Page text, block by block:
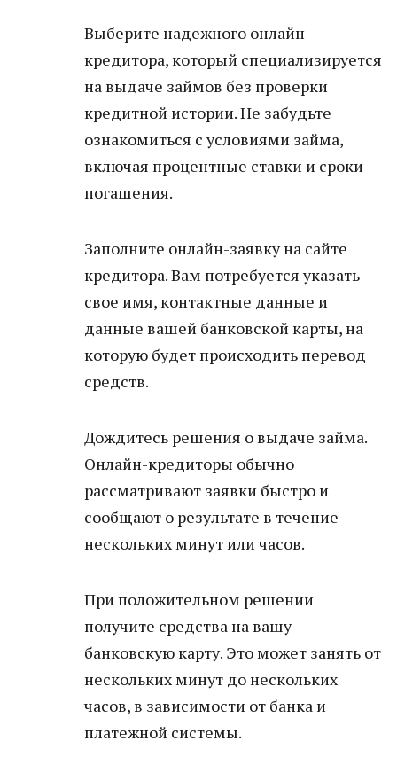
Выберите надежного онлайн-
кредитора, который специализируется
на выдаче займов без проверки
кредитной истории. Не забудьте
ознакомиться с условиями займа,
включая процентные ставки и сроки
погашения.
Заполните онлайн-заявку на сайте
кредитора. Вам потребуется указать
свое имя, контактные данные и
данные вашей банковской карты, на
которую будет происходить перевод
средств.
Дождитесь решения о выдаче займа.
Онлайн-кредиторы обычно
рассматривают заявки быстро и
сообщают о результате в течение
нескольких минут или часов.
При положительном решении
получите средства на вашу
банковскую карту. Это может занять от
нескольких минут до нескольких
часов, в зависимости от банка и
платежной системы.